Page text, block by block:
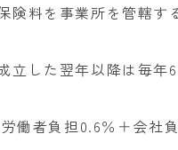
険料を事業所を管轄
立した翌年以降は毎
働者負担0.6％＋会社負